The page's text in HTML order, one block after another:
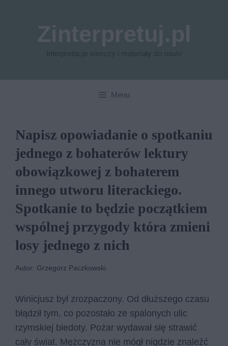
Menu
Napisz opowiadanie o spotkaniu
jednego z bohaterów lektury
obowiązkowej z bohaterem
innego utworu literackiego.
Spotkanie to będzie początkiem
wspólnej przygody która zmieni
losy jednego z nich
Autor: Grzegorz Paczkowski
Winicjusz był zrozpaczony. Od dłuższego czasu
błądził tym, co pozostało ze spalonych ulic
rzymskiej biedoty. Pożar wydawał się strawić
cały świat. Mężczyzna nie mógł nigdzie znaleźć